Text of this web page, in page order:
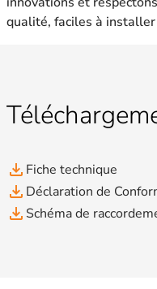
qualité, faciles à
file_download Fiche technique
file_download Déclaration de
file_download Schéma de